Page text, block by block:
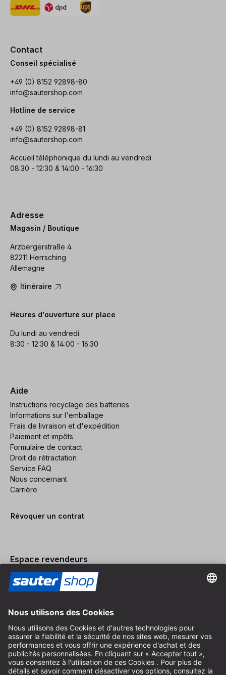
Contact
Conseil spécialisé
+49 (0) 8152 92898-80
info@sautershop.com
Hotline de service
+49 (0) 8152 92898-81
info@sautershop.com
Accueil téléphonique du lundi au vendredi
08:30 - 12:30 & 14:00 - 16:30
Adresse
Magasin / Boutique
Arzbergerstraße 4
82211 Herrsching
Allemagne
Itinéraire
Heures d'ouverture sur place
Du lundi au vendredi
8:30 - 12:30 & 14:00 - 16:30
Aide
Instructions recyclage des batteries
Informations sur l'emballage
Frais de livraison et d'expédition
Paiement et impôts
Formulaire de contact
Droit de rétractation
Service FAQ
Nous concernant
Carrière
Révoquer un contrat
Espace revendeurs
Devenir revendeur
Mentions légales
Conditions Générales
Protection des Données